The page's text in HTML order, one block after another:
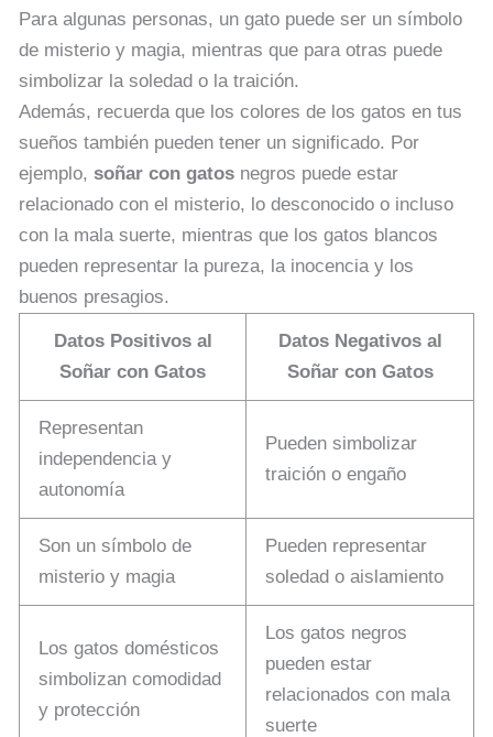
Para algunas personas, un gato puede ser un símbolo
de misterio y magia, mientras que para otras puede
simbolizar la soledad o la traición.
Además, recuerda que los colores de los gatos en tus
sueños también pueden tener un significado. Por
ejemplo, soñar con gatos negros puede estar
relacionado con el misterio, lo desconocido o incluso
con la mala suerte, mientras que los gatos blancos
pueden representar la pureza, la inocencia y los
buenos presagios.
Datos Positivos al
Soñar con Gatos
Datos Negativos al
Soñar con Gatos
Representan
independencia y
autonomía
Pueden simbolizar
traición o engaño
Son un símbolo de
misterio y magia
Pueden representar
soledad o aislamiento
Los gatos domésticos
simbolizan comodidad
y protección
Los gatos negros
pueden estar
relacionados con mala
suerte